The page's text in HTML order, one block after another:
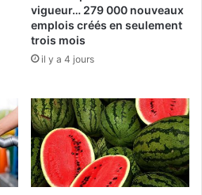
vigueur… 279 000 nouveaux
emplois créés en seulement
trois mois
il y a 4 jours